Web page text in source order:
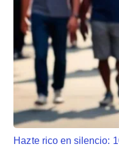
Hazte rico en silencio: